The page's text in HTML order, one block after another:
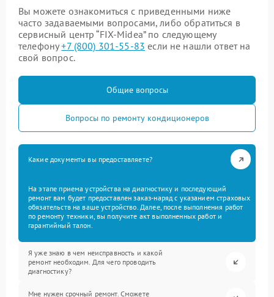
Вы можете ознакомиться с приведенными ниже
часто задаваемыми вопросами, либо обратиться в
сервисный центр “FIX-Midea” по следующему
телефону+7 (800) 301-55-83 если не нашли ответ на
свой вопрос.
Общие вопросы
Вопросы по ремонту кондиционеров
Какие документы вы предоставляете?
На этапе приема устройства на диагностику и последующий
ремонт вам будет предоставлен заказ-наряд с указанием страховых
обязательств на ваше устройство. Далее, после выполнения работ
по ремонту техники, вы получите акт выполненных работ и
гарантийный талон.
Я уже знаю в чем неисправность и какой
ремонт необходим. Для чего проводить
диагностику?
Мне нужен срочный ремонт. Сможете